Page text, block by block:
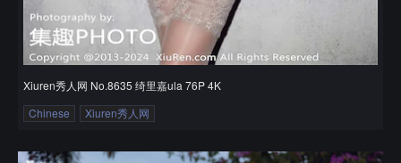
Xiuren秀人网 No.8635 绮里嘉ula 76P 4K
Chinese
Xiuren秀人网